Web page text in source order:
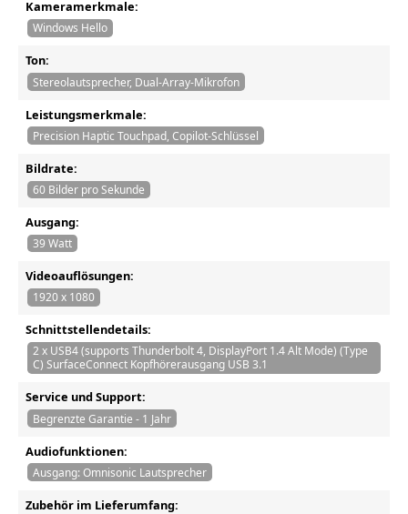
Kameramerkmale:
Windows Hello
Ton:
Stereolautsprecher, Dual-Array-Mikrofon
Leistungsmerkmale:
Precision Haptic Touchpad, Copilot-Schlüssel
Bildrate:
60 Bilder pro Sekunde
Ausgang:
39 Watt
Videoauflösungen:
1920 x 1080
Schnittstellendetails:
2 x USB4 (supports Thunderbolt 4, DisplayPort 1.4 Alt Mode) (Type
C) SurfaceConnect Kopfhörerausgang USB 3.1
Service und Support:
Begrenzte Garantie - 1 Jahr
Audiofunktionen:
Ausgang: Omnisonic Lautsprecher
Zubehör im Lieferumfang: